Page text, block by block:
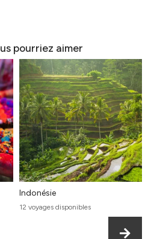
pourriez aimer
Indonésie
12 voyages disponibles